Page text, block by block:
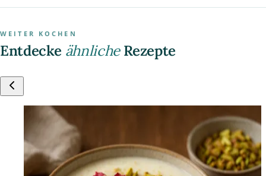
WEITER KOCHEN
Entdecke ähnlicheRezepte